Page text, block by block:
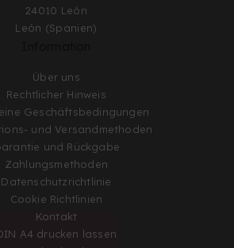
24010 León
León (Spanien)
Über uns
Rechtlicher Hinweis
Geschäftsbedingungen
und Versandmethoden
und Rückgabe
Zahlungsmethoden
Datenschutzrichtlinie
Cookie Richtlinien
Kontakt
A4 drucken lassen